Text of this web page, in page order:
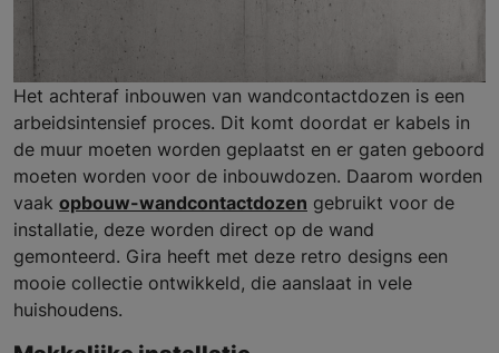
Het achteraf inbouwen van wandcontactdozen is een
arbeidsintensief proces. Dit komt doordat er kabels in
de muur moeten worden geplaatst en er gaten geboord
moeten worden voor de inbouwdozen. Daarom worden
vaak opbouw-wandcontactdozen gebruikt voor de
installatie, deze worden direct op de wand
gemonteerd. Gira heeft met deze retro designs een
mooie collectie ontwikkeld, die aanslaat in vele
huishoudens.